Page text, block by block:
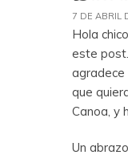
7 DE ABRIL
Hola
este
agradece
que
Canoa, y
Un